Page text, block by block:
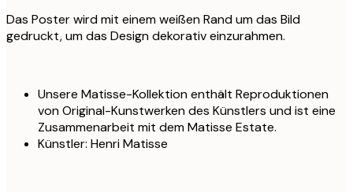
Das Poster wird mit einem weißen Rand um das Bild
gedruckt, um das Design dekorativ einzurahmen.
Unsere Matisse-Kollektion enthält Reproduktionen
von Original-Kunstwerken des Künstlers und ist eine
Zusammenarbeit mit dem Matisse Estate.
Künstler: Henri Matisse